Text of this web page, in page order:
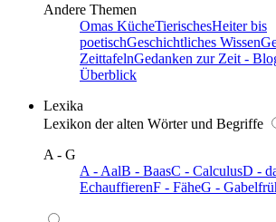
Andere Themen
Omas KücheTierischesHeiter bis
poetischGeschichtliches Wissen
ZeittafelnGedanken zur Zeit -
Überblick
Lexika
Lexikon der alten Wörter und Begriffe
A - G
A - AalB - BaasC - CalculusD -
EchauffierenF - FäheG -